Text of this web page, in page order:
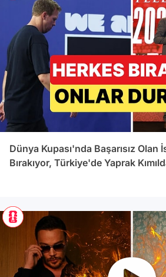
Dünya Kupası'nda Başarısız Olan
Bırakıyor, Türkiye'de Yaprak